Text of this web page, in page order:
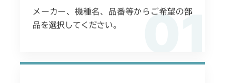
ミッション FIG4 アクスル
CMX1402RC 01
メーカー、機種名、品番等からご希望の部
品を選択してください。